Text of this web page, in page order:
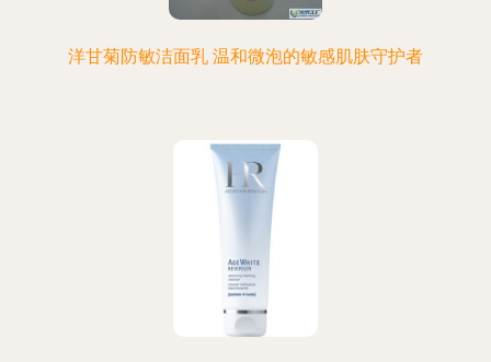
洋甘菊防敏洁面乳 温和微泡的敏感肌肤守护者